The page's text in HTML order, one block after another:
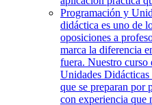
Programación y
didáctica es uno de
oposiciones a
marca la diferencia
fuera. Nuestro
Unidades Didácticas
que se preparan por
con experiencia que